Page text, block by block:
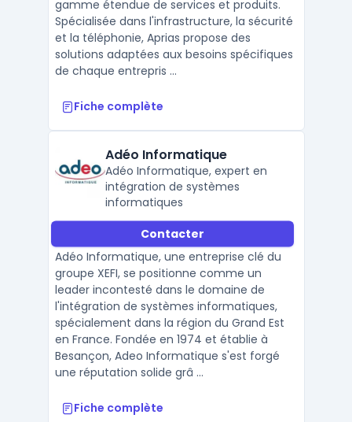
gamme étendue de services et produits.
Spécialisée dans l'infrastructure, la sécurité
et la téléphonie, Aprias propose des
solutions adaptées aux besoins spécifiques
de chaque entrepris ...
Fiche complète
Adéo Informatique
Adéo Informatique, expert en
intégration de systèmes
informatiques
Contacter
Adéo Informatique, une entreprise clé du
groupe XEFI, se positionne comme un
leader incontesté dans le domaine de
l'intégration de systèmes informatiques,
spécialement dans la région du Grand Est
en France. Fondée en 1974 et établie à
Besançon, Adeo Informatique s'est forgé
une réputation solide grâ ...
Fiche complète